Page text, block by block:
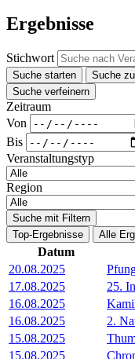
Ergebnisse
Stichwort
Suche starten
Suche
Suche verfeinern
Zeitraum
Von
Bis
Veranstaltungstyp
Region
Suche mit Filtern
Top-Ergebnisse
Alle
Datum
20.08.2025
17.08.2025
25.
16.08.2025
16.08.2025
2.
15.08.2025
15.08.2025